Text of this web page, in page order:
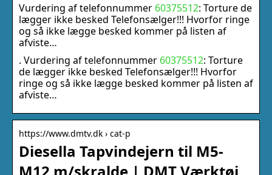
Vurdering af telefonnummer 60375512: Torture de
lægger ikke besked Telefonsælger!!! Hvorfor ringe
og så ikke lægge besked kommer på listen af
afviste…
. Vurdering af telefonnummer 60375512: Torture
de lægger ikke besked Telefonsælger!!! Hvorfor
ringe og så ikke lægge besked kommer på listen af
afviste…
https://www.dmtv.dk › cat-p
Diesella Tapvindejern til M5-
M12 m/skralde | DMT Værktøj